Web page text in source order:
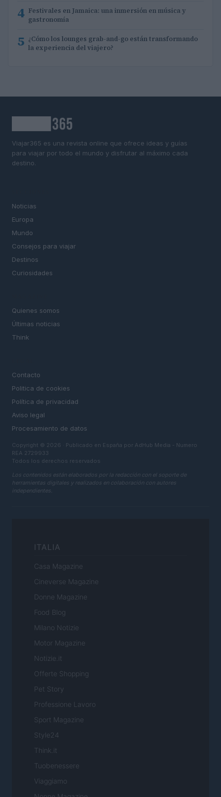
4 Festivales en Jamaica: una inmersión en música y
gastronomía
5 ¿Cómo los lounges grab-and-go están transformando
la experiencia del viajero?
Viajar365 es una revista online que ofrece ideas y guías
para viajar por todo el mundo y disfrutar al máximo cada
destino.
Noticias
Europa
Mundo
Consejos para viajar
Destinos
Curiosidades
Quienes somos
Últimas noticias
Think
Contacto
Politica de cookies
Política de privacidad
Aviso legal
Procesamiento de datos
Copyright © 2026 · Publicado en España por AdHub Media - Numero
REA 2729933
Todos los derechos reservados
Los contenidos están elaborados por la redacción con el soporte de
herramientas digitales y realizados en colaboración con autores
independientes.
ITALIA
Casa Magazine
Cineverse Magazine
Donne Magazine
Food Blog
Milano Notizie
Motor Magazine
Notizie.it
Offerte Shopping
Pet Story
Professione Lavoro
Sport Magazine
Style24
Think.it
Tuobenessere
Viaggiamo